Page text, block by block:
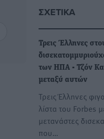
ΣΧΕΤΙΚΆ
Τρεις Έλληνες
των ΗΠΑ - Τζόν
μεταξύ αυτών
Tρεις Έλληνες
λίστα του Forbes
μετανάστες
που…